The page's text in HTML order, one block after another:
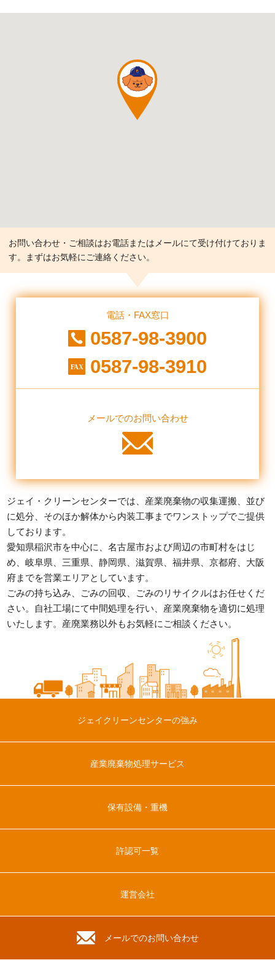
お問い合わせ・ご相談はお電話またはメールにて受け付けておりま
す。まずはお気軽にご連絡ください。
電話・FAX窓口
0587-98-3900
0587-98-3910
メールでのお問い合わせ
ジェイ・クリーンセンターでは、産業廃棄物の収集運搬、並び
に処分、そのほか解体から内装工事までワンストップでご提供
しております。
愛知県稲沢市を中心に、名古屋市および周辺の市町村をはじ
め、 岐阜県、三重県、静岡県、滋賀県、福井県、京都府、大阪
府までを営業エリアとしています。
ごみの持ち込み、ごみの回収、ごみのリサイクルはお任せくだ
さい。
自社工場にて中間処理を行い、産業廃棄物を適切に処理
いたします。 産廃業務以外もお気軽にご相談ください。
ジェイクリーンセンターの強み
産業廃棄物処理サービス
保有設備・重機
許認可一覧
運営会社
メールでのお問い合わせ